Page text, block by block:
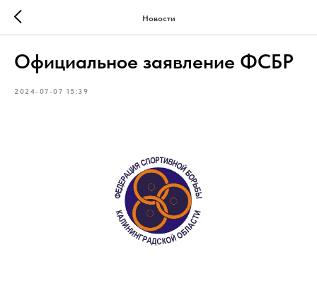
Новости
Официальное заявление ФСБР
2024-07-07 15:39